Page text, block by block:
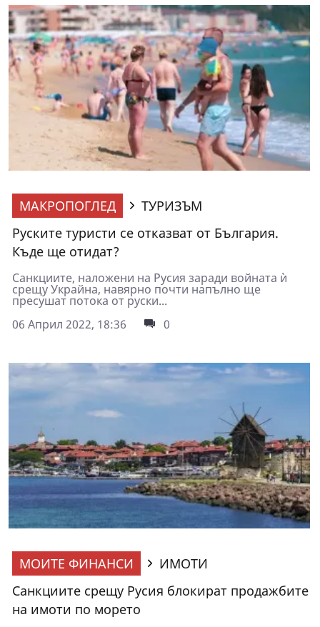
МАКРОПОГЛЕД
ТУРИЗЪМ
Руските туристи се отказват от България.
Къде ще отидат?
Санкциите, наложени на Русия заради войната ѝ
срещу Украйна, навярно почти напълно ще
пресушат потока от руски...
06 Април 2022, 18:36
0
МОИТЕ ФИНАНСИ
ИМОТИ
Санкциите срещу Русия блокират продажбите
на имоти по морето